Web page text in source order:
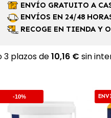
ENVÍO GRATUITO A
ENVÍOS EN 24/48
RECOGE EN TIENDA Y
-10%